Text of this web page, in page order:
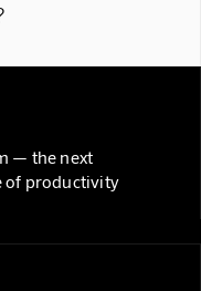
— the next
of productivity